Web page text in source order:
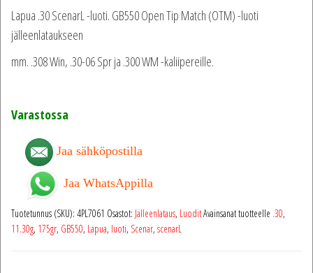
Lapua .30 ScenarL -luoti. GB550 Open Tip Match (OTM) -luoti
jälleenlataukseen
mm. .308 Win, .30-06 Spr ja .300 WM -kaliipereille.
Varastossa
Jaa sähköpostilla
Jaa WhatsAppilla
Tuotetunnus (SKU): 4PL7061 Osastot: Jälleenlataus, LuoditAvainsanat tuotteelle .30,
11.30g, 175gr, GB550, Lapua, luoti, Scenar, scenarL